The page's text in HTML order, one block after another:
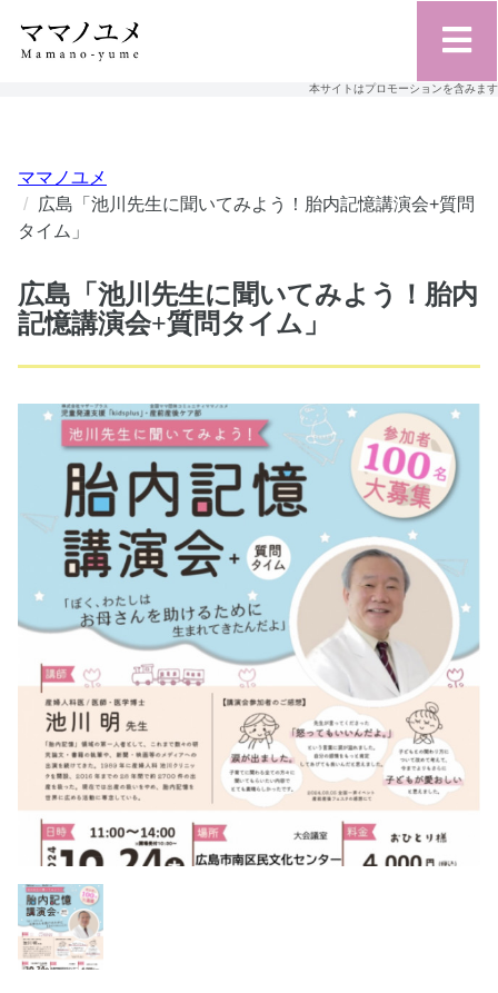
本サイトはプロモーションを含みます
ママノユメ
広島「池川先生に聞いてみよう！胎内記憶講演会+質問
タイム」
広島「池川先生に聞いてみよう！胎内
記憶講演会+質問タイム」